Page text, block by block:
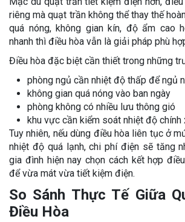
riêng mà quạt trần không thể thay thế
quá nóng, không gian kín, độ ẩm cao
nhanh thì điều hòa vẫn là giải pháp phù
Điều hòa đặc biệt cần thiết trong những
phòng ngủ cần nhiệt độ thấp để ngủ
không gian quá nóng vào ban ngày
phòng không có nhiều lưu thông gió
khu vực cần kiểm soát nhiệt độ chính
Tuy nhiên, nếu dùng điều hòa liên tục ở
nhiệt độ quá lạnh, chi phí điện sẽ tăng
gia đình hiện nay chọn cách kết hợp
để vừa mát vừa tiết kiệm điện.
So Sánh Thực Tế Giữa
Điều Hòa